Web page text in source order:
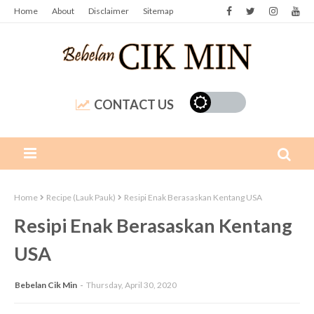
Home About Disclaimer Sitemap
CONTACT US
Home Recipe (Lauk Pauk) Resipi Enak Berasaskan Kentang USA
Resipi Enak Berasaskan Kentang
USA
Bebelan Cik Min Thursday, April 30, 2020